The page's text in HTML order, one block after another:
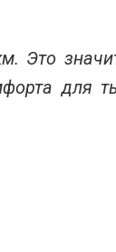
Это
для